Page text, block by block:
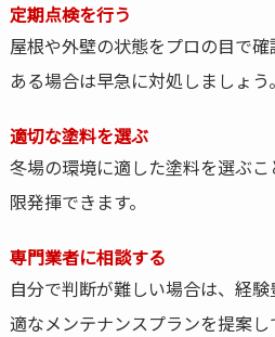
定期点検を行う
屋根や外壁の状態をプロの目で
ある場合は早急に対処しましょう。
適切な塗料を選ぶ
冬場の環境に適した塗料を選ぶ
限発揮できます。
専門業者に相談する
自分で判断が難しい場合は、経
適なメンテナンスプランを提案し